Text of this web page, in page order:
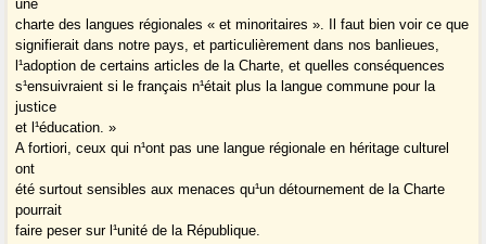
une
charte des langues régionales « et minoritaires ». Il faut bien voir ce que
signifierait dans notre pays, et particulièrement dans nos banlieues,
l¹adoption de certains articles de la Charte, et quelles conséquences
s¹ensuivraient si le français n¹était plus la langue commune pour la
justice
et l¹éducation. »
A fortiori, ceux qui n¹ont pas une langue régionale en héritage culturel
ont
été surtout sensibles aux menaces qu¹un détournement de la Charte
pourrait
faire peser sur l¹unité de la République.